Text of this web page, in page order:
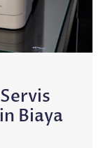
Biaya